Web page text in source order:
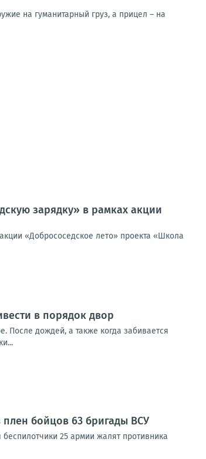
на гуманитарный груз, а прицел – на
зарядку» в рамках акции
«Добрососедское лето» проекта «Школа
в порядок двор
дождей, а также когда забивается
бойцов 63 бригады ВСУ
25 армии жалят противника